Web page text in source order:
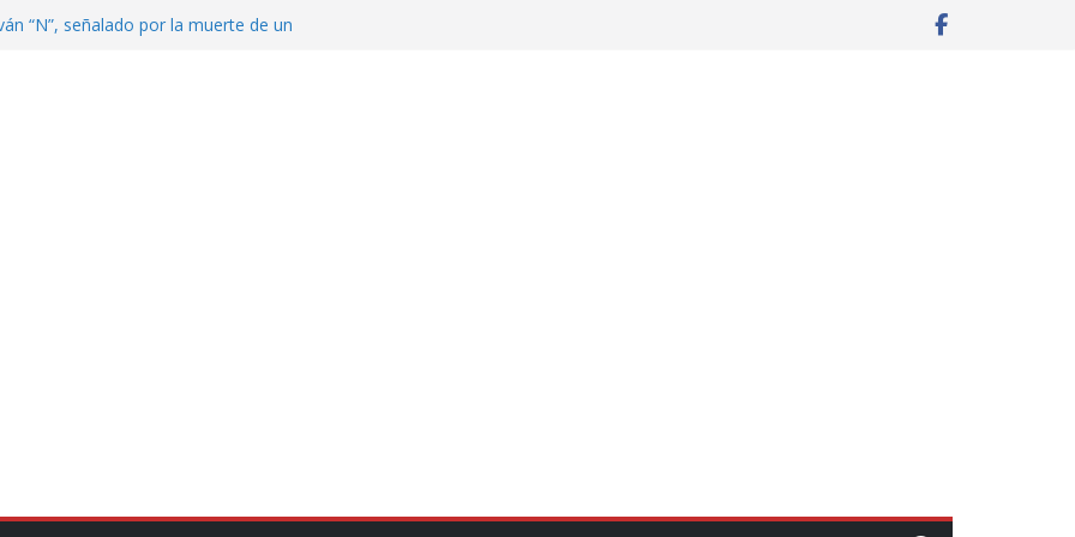
“N”, señalado por la muerte de un
Veracruz; aumentan a 33 los
secos